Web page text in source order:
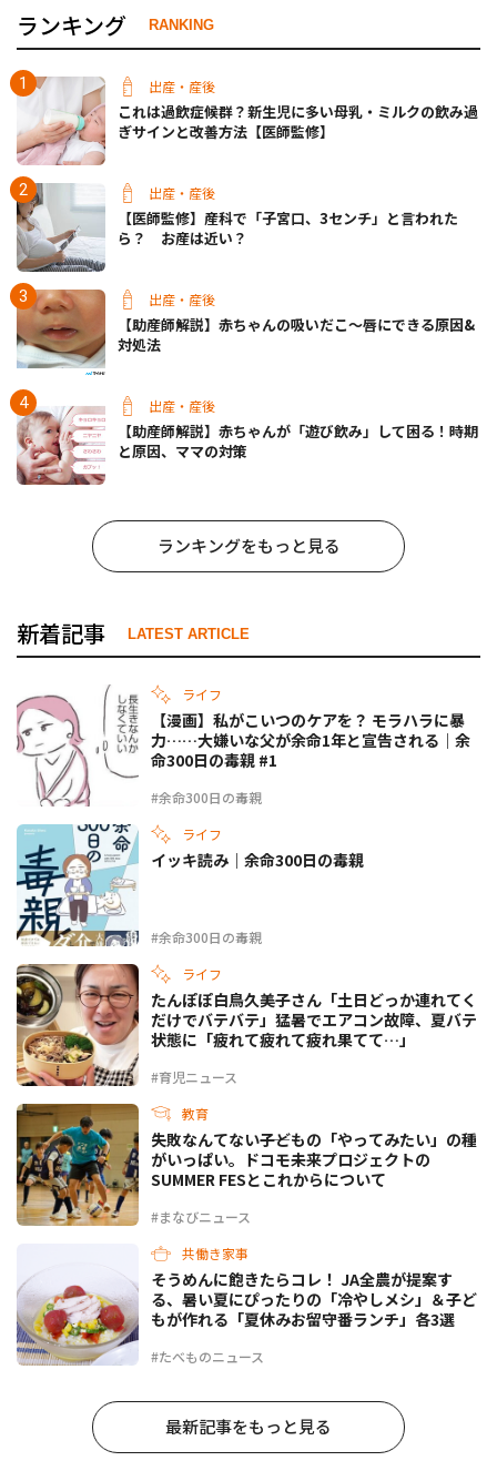
ランキング RANKING
出産・産後
これは過飲症候群？新生児に多い母乳・ミルクの飲み過
ぎサインと改善方法【医師監修】
出産・産後
【医師監修】産科で「子宮口、3センチ」と言われた
ら？ お産は近い？
出産・産後
【助産師解説】赤ちゃんの吸いだこ〜唇にできる原因&
対処法
出産・産後
【助産師解説】赤ちゃんが「遊び飲み」して困る！時期
と原因、ママの対策
ランキングをもっと見る
新着記事 LATEST ARTICLE
ライフ
#余命300日の毒親
【漫画】私がこいつのケアを？ モラハラに暴
力……大嫌いな父が余命1年と宣告される｜余
命300日の毒親 #1
ライフ
#余命300日の毒親
イッキ読み｜余命300日の毒親
ライフ
#育児ニュース
たんぽぽ白鳥久美子さん「土日どっか連れてく
だけでバテバテ」猛暑でエアコン故障、夏バテ
状態に「疲れて疲れて疲れ果てて…」
教育
#まなびニュース
失敗なんてない――子どもの「やってみたい」の種
がいっぱい。ドコモ未来プロジェクトの
SUMMER FESとこれからについて
共働き家事
#たべものニュース
そうめんに飽きたらコレ！ JA全農が提案す
る、暑い夏にぴったりの「冷やしメシ」＆子ど
もが作れる「夏休みお留守番ランチ」各3選
最新記事をもっと見る